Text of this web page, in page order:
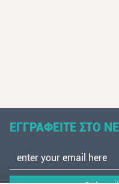
ΕΓΓΡΑΦΕΙΤΕ ΣΤΟ